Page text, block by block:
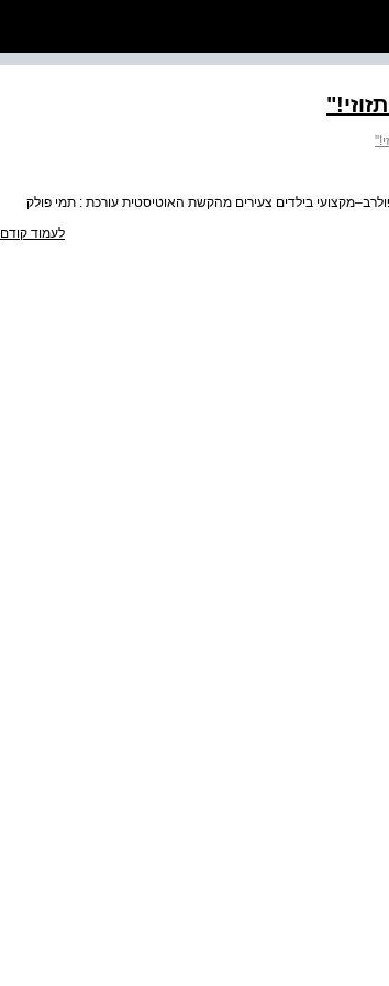
בילדים צעירים מהקשת האוטיסטית עורכת : תמי פולק
לעמוד קודם